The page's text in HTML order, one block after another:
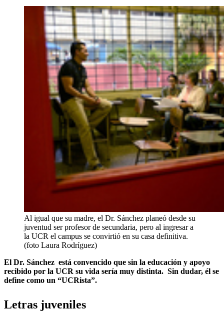
Al igual que su madre, el Dr. Sánchez planeó desde su
juventud ser profesor de secundaria, pero al ingresar a
la UCR el campus se convirtió en su casa definitiva.
(foto Laura Rodríguez)
El Dr. Sánchez está convencido que sin la educación y apoyo
recibido por la UCR su vida sería muy distinta. Sin dudar, él se
define como un “UCRista”.
Letras juveniles